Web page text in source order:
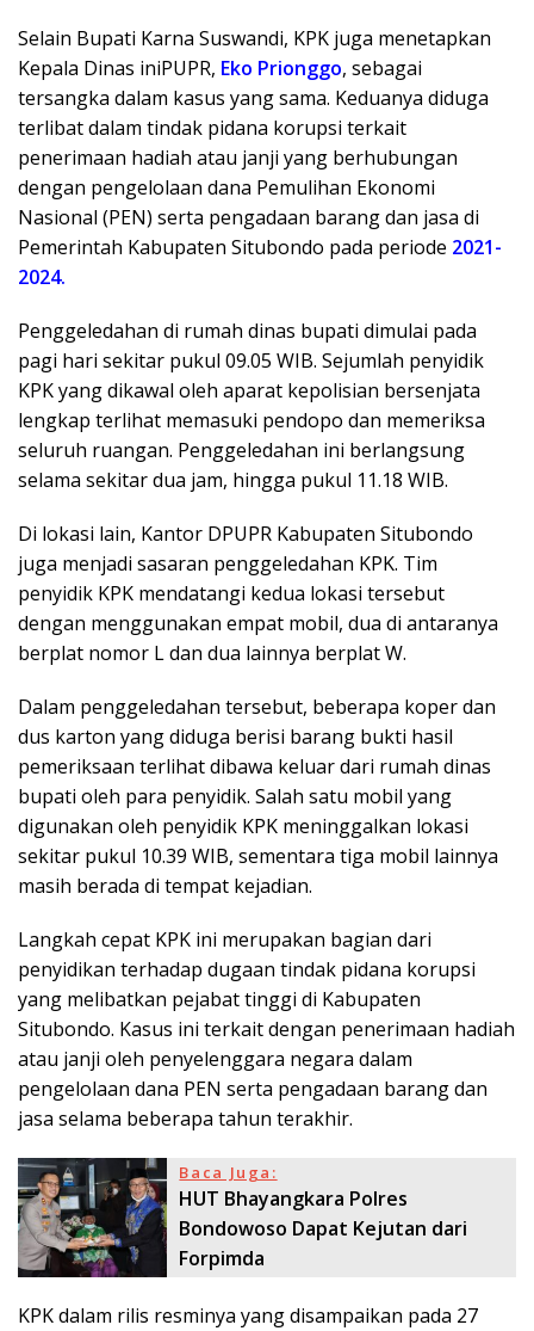
Selain Bupati Karna Suswandi, KPK juga menetapkan
Kepala Dinas iniPUPR, Eko Prionggo, sebagai
tersangka dalam kasus yang sama. Keduanya diduga
terlibat dalam tindak pidana korupsi terkait
penerimaan hadiah atau janji yang berhubungan
dengan pengelolaan dana Pemulihan Ekonomi
Nasional (PEN) serta pengadaan barang dan jasa di
Pemerintah Kabupaten Situbondo pada periode 2021-
2024.
Penggeledahan di rumah dinas bupati dimulai pada
pagi hari sekitar pukul 09.05 WIB. Sejumlah penyidik
KPK yang dikawal oleh aparat kepolisian bersenjata
lengkap terlihat memasuki pendopo dan memeriksa
seluruh ruangan. Penggeledahan ini berlangsung
selama sekitar dua jam, hingga pukul 11.18 WIB.
Di lokasi lain, Kantor DPUPR Kabupaten Situbondo
juga menjadi sasaran penggeledahan KPK. Tim
penyidik KPK mendatangi kedua lokasi tersebut
dengan menggunakan empat mobil, dua di antaranya
berplat nomor L dan dua lainnya berplat W.
Dalam penggeledahan tersebut, beberapa koper dan
dus karton yang diduga berisi barang bukti hasil
pemeriksaan terlihat dibawa keluar dari rumah dinas
bupati oleh para penyidik. Salah satu mobil yang
digunakan oleh penyidik KPK meninggalkan lokasi
sekitar pukul 10.39 WIB, sementara tiga mobil lainnya
masih berada di tempat kejadian.
Langkah cepat KPK ini merupakan bagian dari
penyidikan terhadap dugaan tindak pidana korupsi
yang melibatkan pejabat tinggi di Kabupaten
Situbondo. Kasus ini terkait dengan penerimaan hadiah
atau janji oleh penyelenggara negara dalam
pengelolaan dana PEN serta pengadaan barang dan
jasa selama beberapa tahun terakhir.
Baca Juga:
HUT Bhayangkara Polres
Bondowoso Dapat Kejutan dari
Forpimda
KPK dalam rilis resminya yang disampaikan pada 27